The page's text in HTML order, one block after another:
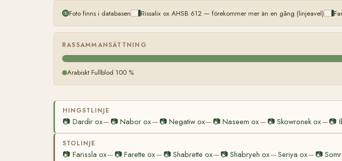
Foto finns i databasen Rissalix ox AHSB 612 — förekommer mer än en gång (linjeavel)
RASSAMMANSÄTTNING
Arabiskt Fullblod 100 %
HINGSTLINJE
📷 Dardir ox— 📷Nabor ox— 📷 Negatiw ox— 📷 Naseem ox— 📷Skowronek ox—📷
STOLINJE
📷 Farissla ox— 📷Farette ox— 📷 Shabrette ox— 📷 Shabryeh ox—Seriya ox— 📷